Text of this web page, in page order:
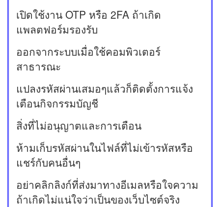
เปิดใช้งาน OTP หรือ 2FA ถ้าเกิด
แพลตฟอร์มรองรับ
ออกจากระบบเมื่อใช้คอมพิวเตอร์
สาธารณะ
แปลงรหัสผ่านเสมอๆแล้วก็ติดตั้งการแจ้ง
เตือนกิจกรรมบัญชี
สิ่งที่ไม่อนุญาตและการเตือน
ห้ามเก็บรหัสผ่านในไฟล์ที่ไม่เข้ารหัสหรือ
แชร์กับคนอื่นๆ
อย่าคลิกลิงก์ที่ส่งมาทางอีเมลหรือใจความ
ถ้าเกิดไม่แน่ใจว่าเป็นของเว็บไซต์จริง